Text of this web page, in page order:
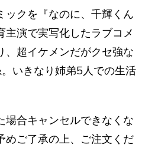
ックを『なのに、千輝くん
主演で実写化したラブコメ
、超イケメンだがクセ強な
いきなり姉弟5人での生活
合キャンセルできなくな
めご了承の上、ご注文くだ